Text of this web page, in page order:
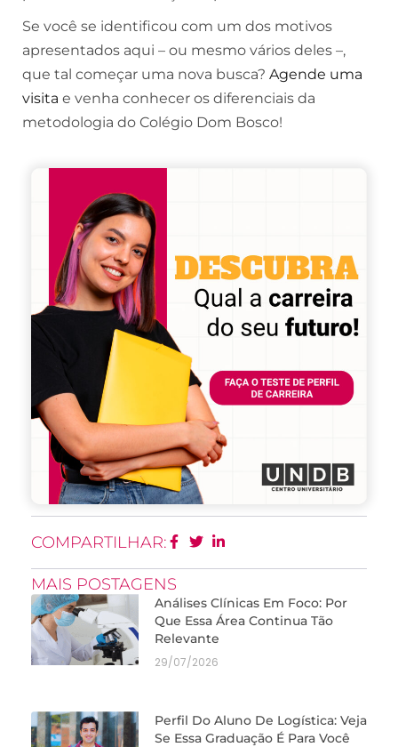
Se você se identificou com um dos motivos
apresentados aqui – ou mesmo vários deles –,
que tal começar uma nova busca? Agende uma
visita e venha conhecer os diferenciais da
metodologia do Colégio Dom Bosco!
COMPARTILHAR:
MAIS POSTAGENS
Análises Clínicas Em Foco: Por
Que Essa Área Continua Tão
Relevante
29/07/2026
Perfil Do Aluno De Logística: Veja
Se Essa Graduação É Para Você